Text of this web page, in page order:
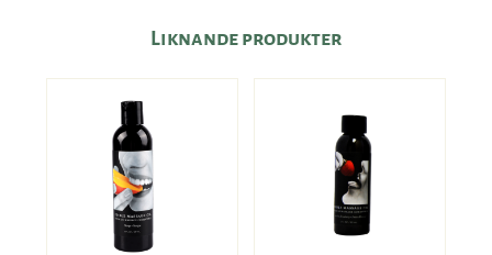
Liknande produkter